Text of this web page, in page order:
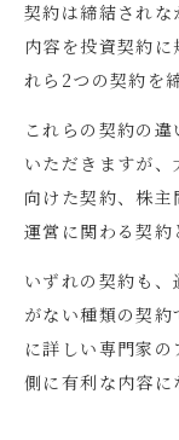
契約は締結されな
内容を投資契約
れら 2つの契約を
これらの契約の
いただきますが
向けた契約、株
運営に関わる契約
いずれの契約も
がない種類の契
に詳しい専門家
側に有利な内容に